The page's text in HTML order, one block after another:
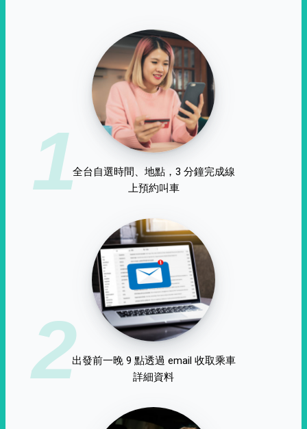
1全台自選時間、地點，3 分鐘完成線
上預約叫車
2出發前一晚 9 點透過 email 收取乘車
詳細資料